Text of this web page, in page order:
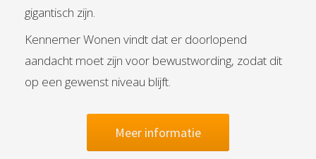
gigantisch zijn.
Kennemer Wonen vindt dat er doorlopend
aandacht moet zijn voor bewustwording, zodat dit
op een gewenst niveau blijft.
Meer informatie